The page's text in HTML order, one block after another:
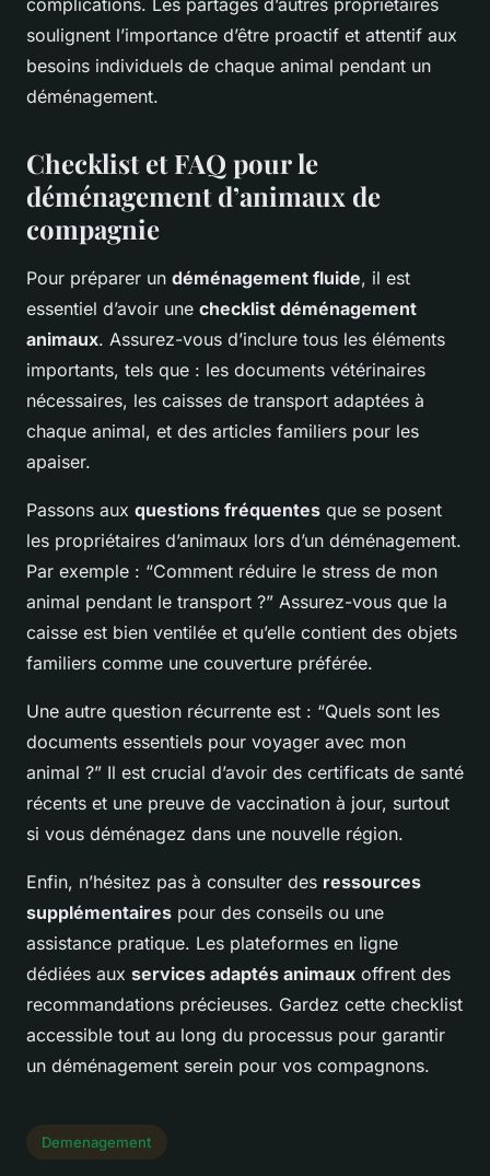
complications. Les partages d’autres propriétaires
soulignent l’importance d’être proactif et attentif aux
besoins individuels de chaque animal pendant un
déménagement.
Checklist et FAQ pour le
déménagement d’animaux de
compagnie
Pour préparer un déménagement fluide, il est
essentiel d’avoir une checklist déménagement
animaux. Assurez-vous d’inclure tous les éléments
importants, tels que : les documents vétérinaires
nécessaires, les caisses de transport adaptées à
chaque animal, et des articles familiers pour les
apaiser.
Passons aux questions fréquentes que se posent
les propriétaires d’animaux lors d’un déménagement.
Par exemple : “Comment réduire le stress de mon
animal pendant le transport ?” Assurez-vous que la
caisse est bien ventilée et qu’elle contient des objets
familiers comme une couverture préférée.
Une autre question récurrente est : “Quels sont les
documents essentiels pour voyager avec mon
animal ?” Il est crucial d’avoir des certificats de santé
récents et une preuve de vaccination à jour, surtout
si vous déménagez dans une nouvelle région.
Enfin, n’hésitez pas à consulter des ressources
supplémentaires pour des conseils ou une
assistance pratique. Les plateformes en ligne
dédiées aux services adaptés animaux offrent des
recommandations précieuses. Gardez cette checklist
accessible tout au long du processus pour garantir
un déménagement serein pour vos compagnons.
Demenagement